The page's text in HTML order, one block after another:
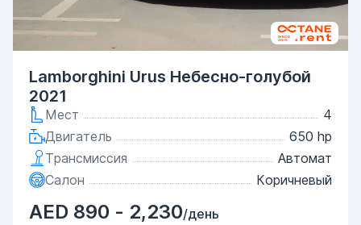
Lamborghini Urus Небесно-голубой
2021
Мест
4
Двигатель
650 hp
Трансмиссия
Автомат
Салон
Коричневый
AED 890 - 2,230/день